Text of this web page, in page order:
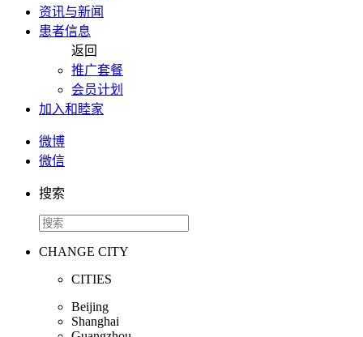
资讯与新闻
患者信息
返回
推广套餐
会员计划
加入和睦家
微博
微信
搜索
CHANGE CITY
CITIES
Beijing
Shanghai